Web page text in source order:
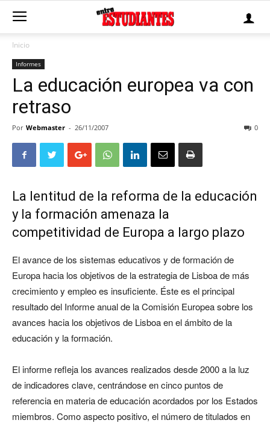
Inicio
Informes
La educación europea va con
retraso
Por Webmaster - 26/11/2007 0
La lentitud de la reforma de la educación
y la formación amenaza la
competitividad de Europa a largo plazo
El avance de los sistemas educativos y de formación de
Europa hacia los objetivos de la estrategia de Lisboa de más
crecimiento y empleo es insuficiente. Éste es el principal
resultado del Informe anual de la Comisión Europea sobre los
avances hacia los objetivos de Lisboa en el ámbito de la
educación y la formación.
El informe refleja los avances realizados desde 2000 a la luz
de indicadores clave, centrándose en cinco puntos de
referencia en materia de educación acordados por los Estados
miembros. Como aspecto positivo, el número de titulados en